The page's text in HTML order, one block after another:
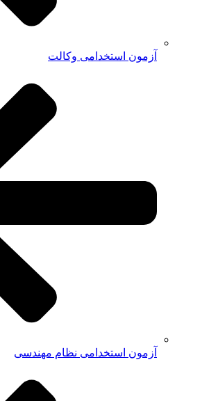
آزمون استخدامی وکالت
آزمون استخدامی نظام مهندسی